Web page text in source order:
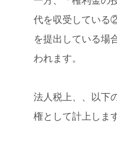
代を収受している
を提出している場
われます。
法人税上、、以下
権として計上しま